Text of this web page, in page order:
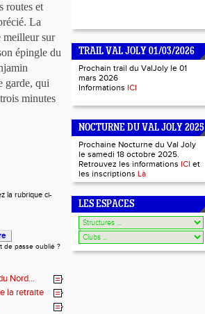
routes et
La
meilleur sur
épingle du
garde, qui
minutes
la rubrique ci-
de passe oublié ?
Nord…
la retraite
TRAIL VAL JOLY 01/03/2026
Prochain trail du ValJoly le 01
mars 2026
Informations ICI
NOCTURNE DU VAL JOLY 2025
Prochaine Nocturne du Val Joly
le samedi 18 octobre 2025.
Retrouvez les informations ICI et
les inscriptions Là
LES ESPACES